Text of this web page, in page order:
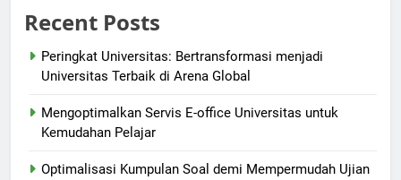
Recent Posts
Peringkat Universitas: Bertransformasi menjadi
Universitas Terbaik di Arena Global
Mengoptimalkan Servis E-office Universitas untuk
Kemudahan Pelajar
Optimalisasi Kumpulan Soal demi Mempermudah Ujian